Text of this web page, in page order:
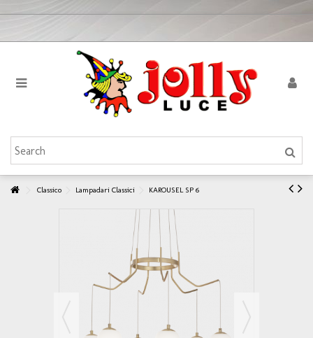
Classico Lampadari Classici KAROUSEL SP 6